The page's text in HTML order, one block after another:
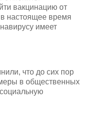
вакцинацию от
настоящее время
имеет
что до сих пор
в общественных